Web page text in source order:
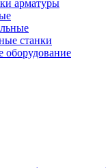
арматуры
станки
оборудование